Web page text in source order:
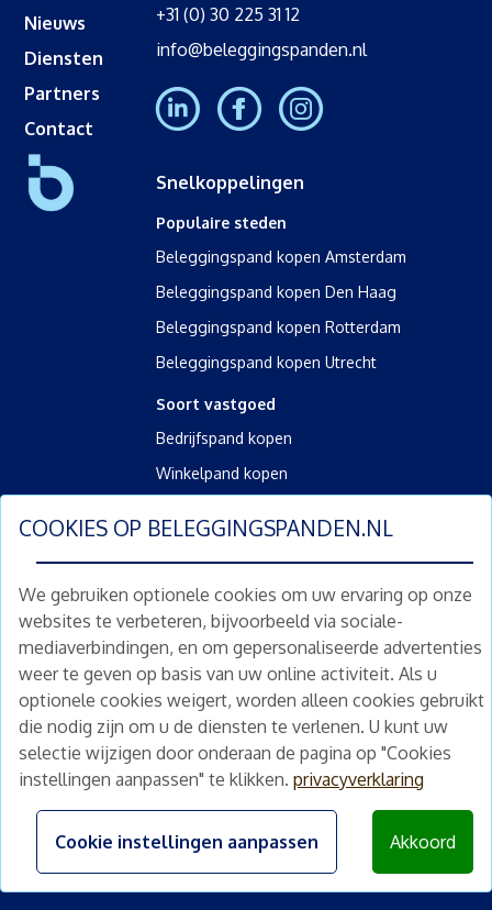
COOKIES OP BELEGGINGSPANDEN.NL
We gebruiken optionele cookies om uw ervaring op onze
websites te verbeteren, bijvoorbeeld via sociale-
mediaverbindingen, en om gepersonaliseerde advertenties
weer te geven op basis van uw online activiteit. Als u
optionele cookies weigert, worden alleen cookies gebruikt
die nodig zijn om u de diensten te verlenen. U kunt uw
selectie wijzigen door onderaan de pagina op "Cookies
instellingen aanpassen" te klikken. privacyverklaring
Cookie instellingen aanpassen Akkoord
Nieuws
Diensten
Partners
Contact
+31 (0) 30 225 31 12
info@beleggingspanden.nl
Snelkoppelingen
Populaire steden
Beleggingspand kopen Amsterdam
Beleggingspand kopen Den Haag
Beleggingspand kopen Rotterdam
Beleggingspand kopen Utrecht
Soort vastgoed
Bedrijfspand kopen
Winkelpand kopen
Overig
Diensten
Gratis waardebepaling
Gratis waardebepaling aanvragen